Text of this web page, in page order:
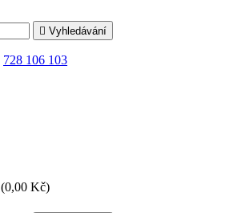
 Vyhledávání
728 106 103
(0,00 Kč)